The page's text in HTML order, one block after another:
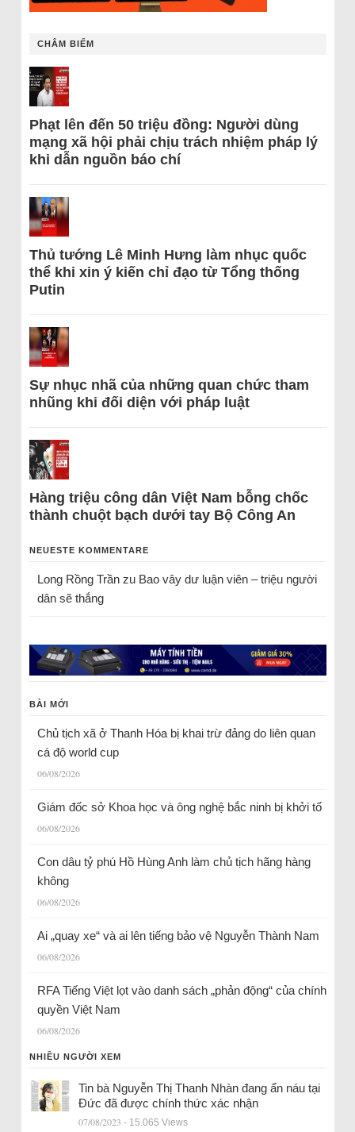
CHÂM BIẾM
Phạt lên đến 50 triệu đồng: Người dùng
mạng xã hội phải chịu trách nhiệm pháp lý
khi dẫn nguồn báo chí
Thủ tướng Lê Minh Hưng làm nhục quốc
thể khi xin ý kiến chỉ đạo từ Tổng thống
Putin
Sự nhục nhã của những quan chức tham
nhũng khi đối diện với pháp luật
Hàng triệu công dân Việt Nam bỗng chốc
thành chuột bạch dưới tay Bộ Công An
NEUESTE KOMMENTARE
Long Rồng Trầnzu Bao vây dư luận viên – triệu người
dân sẽ thắng
BÀI MỚI
Chủ tịch xã ở Thanh Hóa bị khai trừ đảng do liên quan
cá độ world cup
06/08/2026
Giám đốc sở Khoa học và ông nghệ bắc ninh bị khởi tố
06/08/2026
Con dâu tỷ phú Hồ Hùng Anh làm chủ tịch hãng hàng
không
06/08/2026
Ai „quay xe“ và ai lên tiếng bảo vệ Nguyễn Thành Nam
06/08/2026
RFA Tiếng Việt lọt vào danh sách „phản động“ của chính
quyền Việt Nam
06/08/2026
NHIỀU NGƯỜI XEM
Tin bà Nguyễn Thị Thanh Nhàn đang ẩn náu tại
Đức đã được chính thức xác nhận
07/08/2023 - 15.065 Views